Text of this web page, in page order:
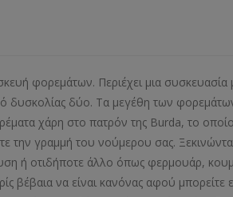
φορεμάτων. Περιέχει μια συσκευασία
δυσκολίας δύο. Τα μεγέθη των
χάρη στο πατρόν της Burda, το
την γραμμή του νούμερου σας.
ή οτιδήποτε άλλο όπως φερμουάρ,
βέβαια να είναι κανόνας αφού μπορείτε